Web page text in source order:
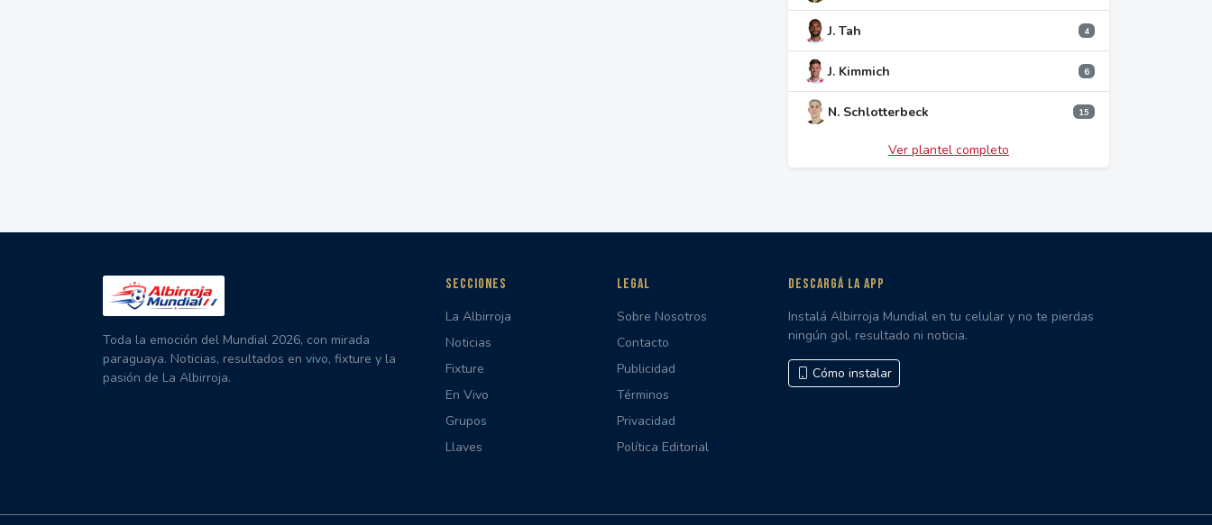
J. Tah 4
J. Kimmich 6
N. Schlotterbeck 15
Ver plantel completo
Toda la emoción del Mundial 2026, con mirada
paraguaya. Noticias, resultados en vivo, fixture y la
pasión de La Albirroja.
SECCIONES
La Albirroja
Noticias
Fixture
En Vivo
Grupos
Llaves
LEGAL
Sobre Nosotros
Contacto
Publicidad
Términos
Privacidad
Política Editorial
DESCARGÁ LA APP
Instalá Albirroja Mundial en tu celular y no te pierdas
ningún gol, resultado ni noticia.
Cómo instalar